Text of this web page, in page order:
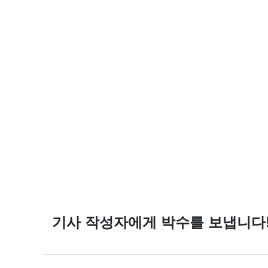
기사 작성자에게 박수를 보냅니